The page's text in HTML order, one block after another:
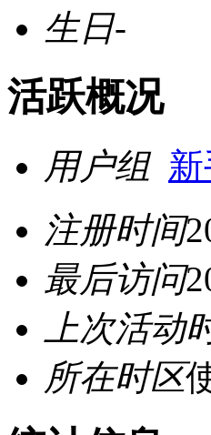
生日-
活跃概况
用户组
注册时间
最后访问
上次活动
所在时区